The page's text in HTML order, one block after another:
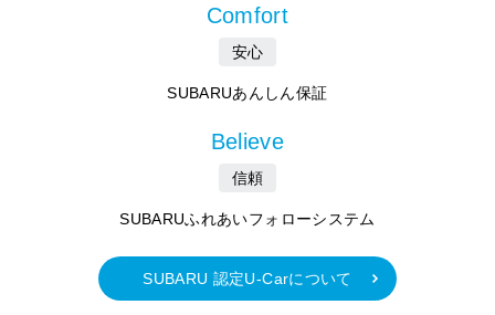
Comfort
安心
SUBARUあんしん保証
Believe
信頼
SUBARUふれあいフォローシステム
SUBARU 認定U-Carについて